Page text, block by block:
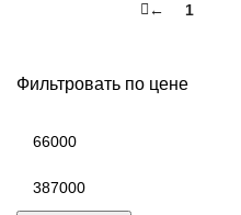
Фильтровать по цене
← 1